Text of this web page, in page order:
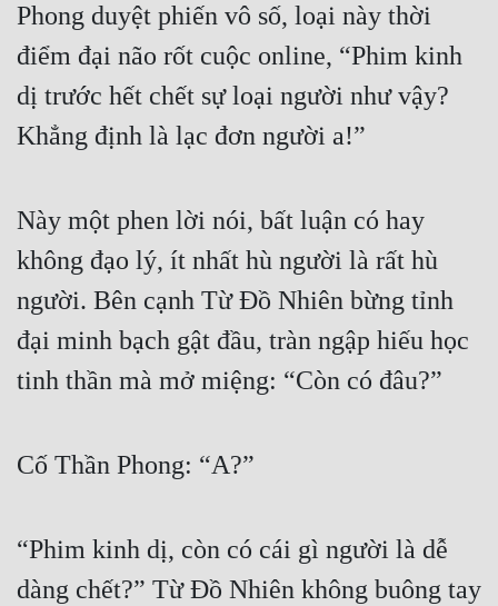
Phong duyệt phiến vô số, loại này thời
điểm đại não rốt cuộc online, “Phim kinh
dị trước hết chết sự loại người như vậy?
Khẳng định là lạc đơn người a!”
Này một phen lời nói, bất luận có hay
không đạo lý, ít nhất hù người là rất hù
người. Bên cạnh Từ Đồ Nhiên bừng tỉnh
đại minh bạch gật đầu, tràn ngập hiếu học
tinh thần mà mở miệng: “Còn có đâu?”
Cố Thần Phong: “A?”
“Phim kinh dị, còn có cái gì người là dễ
dàng chết?” Từ Đồ Nhiên không buông tay